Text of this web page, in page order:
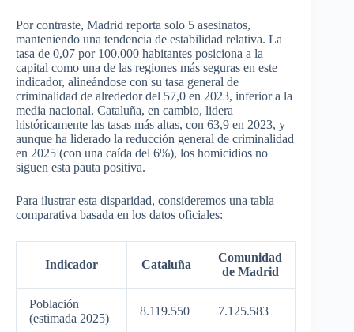
Por contraste, Madrid reporta solo 5 asesinatos,
manteniendo una tendencia de estabilidad relativa. La
tasa de 0,07 por 100.000 habitantes posiciona a la
capital como una de las regiones más seguras en este
indicador, alineándose con su tasa general de
criminalidad de alrededor del 57,0 en 2023, inferior a la
media nacional. Cataluña, en cambio, lidera
históricamente las tasas más altas, con 63,9 en 2023, y
aunque ha liderado la reducción general de criminalidad
en 2025 (con una caída del 6%), los homicidios no
siguen esta pauta positiva.
Para ilustrar esta disparidad, consideremos una tabla
comparativa basada en los datos oficiales:
Indicador Cataluña
Comunidad
de Madrid
Población
(estimada 2025)
8.119.550 7.125.583